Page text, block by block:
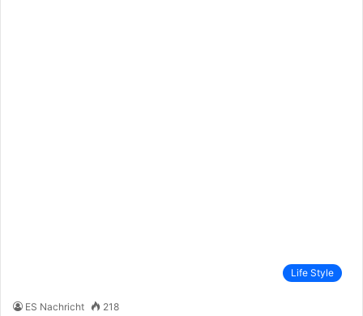
Life Style
ES Nachricht 218